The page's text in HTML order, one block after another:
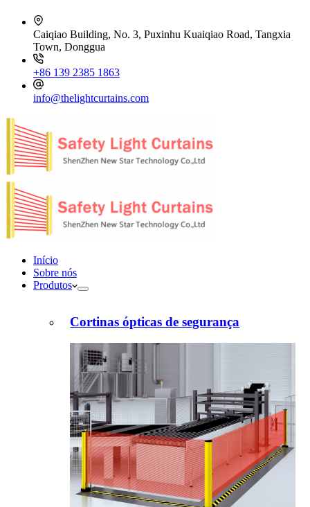
Caiqiao Building, No. 3, Puxinhu Kuaiqiao Road, Tangxia
Town, Donggua
+86 139 2385 1863
info@thelightcurtains.com
Início
Sobre nós
Produtos
Cortinas ópticas de segurança